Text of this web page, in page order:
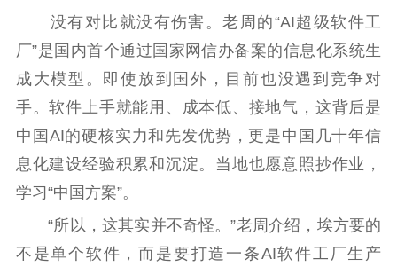
紫金人才 职称评审
数据资源
公共服务
新时代公民素养
提升资源库
新闻出版
政务服务
作品著作权
登记服务
科研创新
服务管理平台
文化产业
统计分析
数字出版
审读服务
新闻发布工作备
案管理系统
没有对比就没有伤害。老周的“AI超级软件工
厂”是国内首个通过国家网信办备案的信息化系统生
成大模型。即使放到国外，目前也没遇到竞争对
手。软件上手就能用、成本低、接地气，这背后是
中国AI的硬核实力和先发优势，更是中国几十年信
息化建设经验积累和沉淀。当地也愿意照抄作业，
学习“中国方案”。
“所以，这其实并不奇怪。”老周介绍，埃方要的
不是单个软件，而是要打造一条AI软件工厂生产